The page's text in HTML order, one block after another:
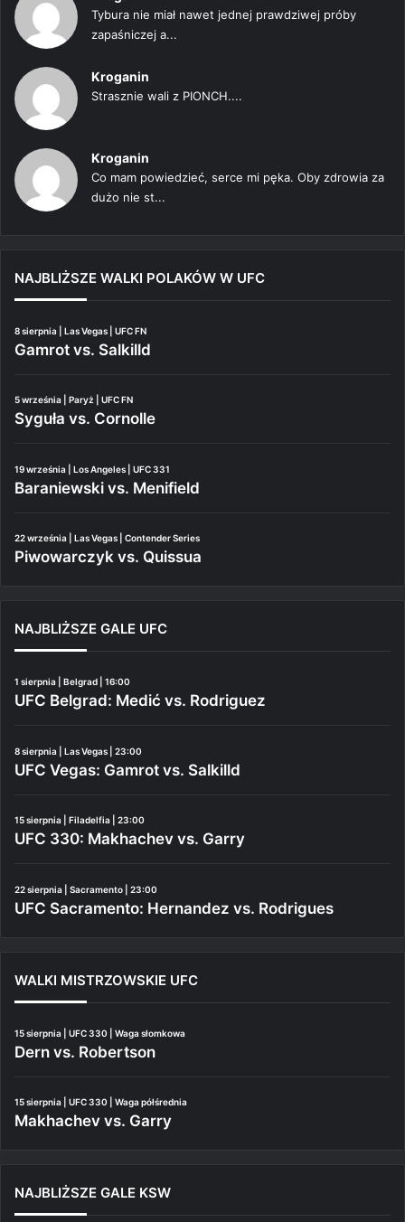
Tybura nie miał nawet jednej prawdziwej próby
zapaśniczej a...
Kroganin
Strasznie wali z PIONCH....
Kroganin
Co mam powiedzieć, serce mi pęka. Oby zdrowia za
dużo nie st...
NAJBLIŻSZE WALKI POLAKÓW W UFC
8 sierpnia | Las Vegas | UFC FN
Gamrot vs. Salkilld
5 września | Paryż | UFC FN
Syguła vs. Cornolle
19 września | Los Angeles | UFC 331
Baraniewski vs. Menifield
22 września | Las Vegas | Contender Series
Piwowarczyk vs. Quissua
NAJBLIŻSZE GALE UFC
1 sierpnia | Belgrad | 16:00
UFC Belgrad: Medić vs. Rodriguez
8 sierpnia | Las Vegas | 23:00
UFC Vegas: Gamrot vs. Salkilld
15 sierpnia | Filadelfia | 23:00
UFC 330: Makhachev vs. Garry
22 sierpnia | Sacramento | 23:00
UFC Sacramento: Hernandez vs. Rodrigues
WALKI MISTRZOWSKIE UFC
15 sierpnia | UFC 330 | Waga słomkowa
Dern vs. Robertson
15 sierpnia | UFC 330 | Waga półśrednia
Makhachev vs. Garry
NAJBLIŻSZE GALE KSW